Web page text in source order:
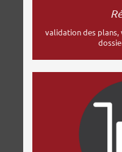
validation des plans,